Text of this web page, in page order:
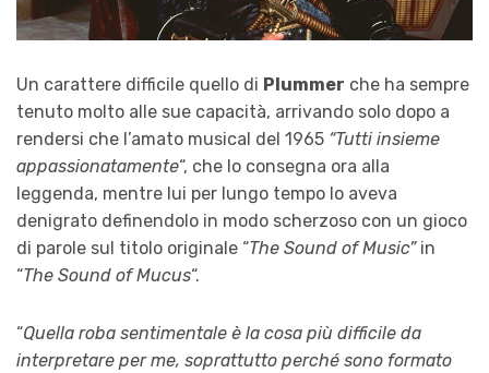
Un carattere difficile quello di Plummer che ha sempre
tenuto molto alle sue capacità, arrivando solo dopo a
rendersi che l’amato musical del 1965 “Tutti insieme
appassionatamente“, che lo consegna ora alla
leggenda, mentre lui per lungo tempo lo aveva
denigrato definendolo in modo scherzoso con un gioco
di parole sul titolo originale “The Sound of Music”in
“The Sound of Mucus“.
“Quella roba sentimentale è la cosa più difficile da
interpretare per me, soprattutto perché sono formato